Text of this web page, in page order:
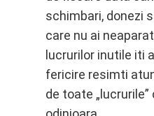
schimbari, donezi
care nu ai
lucrurilor inutile iti
fericire resimti
de toate